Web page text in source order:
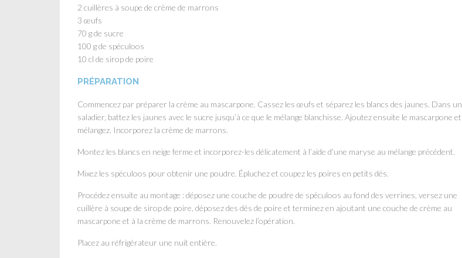
2 cuillères à soupe de crème de marrons
3 œufs
70 g de sucre
100 g de spéculoos
10 cl de sirop de poire
PRÉPARATION
Commencez par préparer la crème au mascarpone. Cassez les œufs et séparez les blancs des jaunes. Dans un
saladier, battez les jaunes avec le sucre jusqu’à ce que le mélange blanchisse. Ajoutez ensuite le mascarpone et
mélangez. Incorporez la crème de marrons.
Montez les blancs en neige ferme et incorporez-les délicatement à l’aide d’une maryse au mélange précédent.
Mixez les spéculoos pour obtenir une poudre. Épluchez et coupez les poires en petits dés.
Procédez ensuite au montage : déposez une couche de poudre de spéculoos au fond des verrines, versez une
cuillère à soupe de sirop de poire, déposez des dés de poire et terminez en ajoutant une couche de crème au
mascarpone et à la crème de marrons. Renouvelez l’opération.
Placez au réfrigérateur une nuit entière.